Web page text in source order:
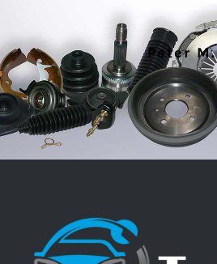
Peter M.
Klaus P.